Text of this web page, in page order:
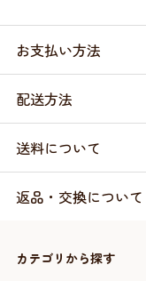
お支払い方法
配送方法
送料について
返品・交換について
カテゴリから探す